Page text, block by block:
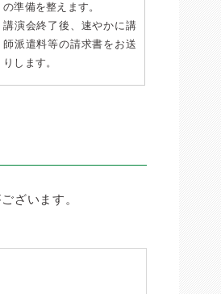
の準備を整えます。
講演会終了後、速やかに講
師派遣料等の請求書をお送
りします。
ざいます。